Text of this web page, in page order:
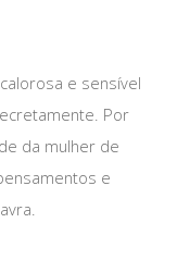
e sensível
Por
da mulher de
e